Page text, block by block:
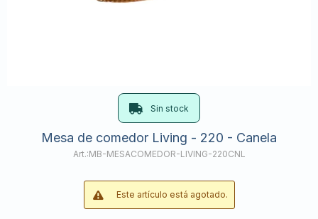
Sin stock
Mesa de comedor Living - 220 - Canela
MB-MESACOMEDOR-LIVING-220CNL
Este artículo está agotado.